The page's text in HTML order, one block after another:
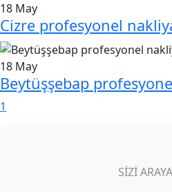
18 May
Cizre profesyonel
18 May
Beytüşşebap
1
SIZI